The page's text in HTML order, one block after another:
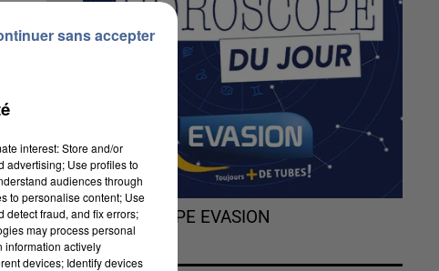
L'HOROSCOPE EVASION
interest: Store and/or
advertising; Use profiles to
audiences through
to personalise content; Use
detect fraud, and fix errors;
may process personal
information actively
devices; Identify devices
sans accepter